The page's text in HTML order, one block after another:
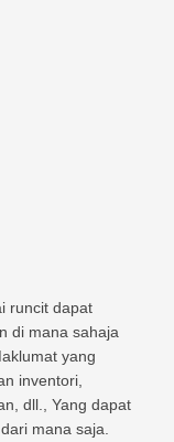
runcit dapat
di mana sahaja
yang
inventori,
dll., Yang dapat
mana saja.